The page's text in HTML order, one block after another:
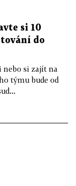
si 10
do
nebo si zajít na
týmu bude od